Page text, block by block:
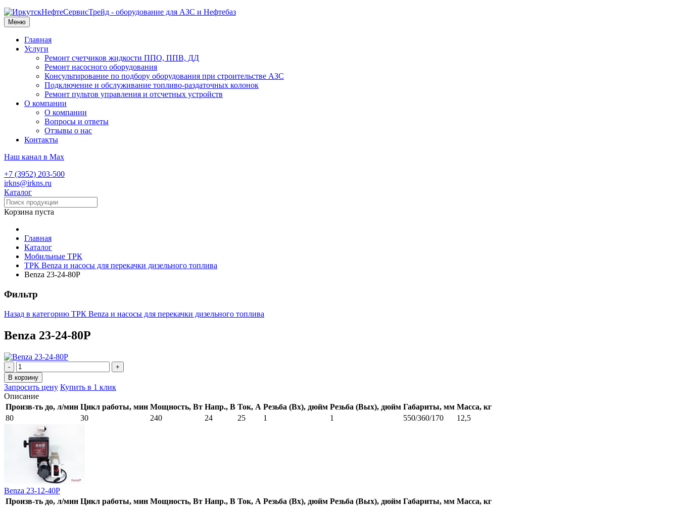
Меню
Главная
Услуги
Ремонт счетчиков жидкости ППО, ППВ, ДД
Ремонт насосного оборудования
Консультирование по подбору оборудования при строительстве АЗС
Подключение и обслуживание топливо-раздаточных колонок
Ремонт пультов управления и отсчетных устройств
О компании
О компании
Вопросы и ответы
Отзывы о нас
Контакты
Наш канал в Max
+7 (3952) 203-500
irkns@irkns.ru
Каталог
Корзина пуста
Главная
Каталог
Мобильные ТРК
ТРК Benza и насосы для перекачки дизельного топлива
Benza 23-24-80Р
Фильтр
Назад в категорию ТРК Benza и насосы для перекачки дизельного топлива
Benza 23-24-80Р
Запросить цену Купить в 1 клик
Описание
Произв-ть до, л/мин Цикл работы, мин Мощность, Вт Напр., В Ток, А Резьба (Вх), дюйм Резьба (Вых), дюйм Габариты, мм Масса, кг
80
30 240 24 25 1 1 550/360/170 12,5
Benza 23-12-40Р
Произв-ть до, л/мин Цикл работы, мин Мощность, Вт Напр., В Ток, А Резьба (Вх), дюйм Резьба (Вых), дюйм Габариты, мм Масса, кг